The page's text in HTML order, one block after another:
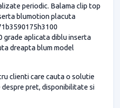
periodic. Balama clip top
blumotion placuta
grade aplicata diblu inserta
dreapta blum model
clienti care cauta o solutie
pret, disponibilitate si